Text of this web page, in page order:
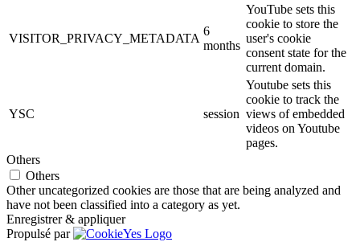
VISITOR_PRIVACY_METADATA
6
months
YouTube sets this
cookie to store the
user's cookie
consent state for the
current domain.
YSC session
Youtube sets this
cookie to track the
views of embedded
videos on Youtube
pages.
Others
Others
Other uncategorized cookies are those that are being analyzed and
have not been classified into a category as yet.
Enregistrer & appliquer
Propulsé par